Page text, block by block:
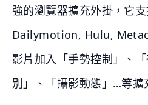
強的瀏覽器擴充外掛，它
Dailymotion, Hulu,
影片加入「手勢控制」、
別」、「攝影動態」…等擴